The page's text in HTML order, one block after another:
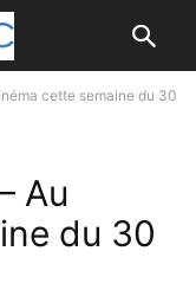
cette semaine du 30
Au
du 30